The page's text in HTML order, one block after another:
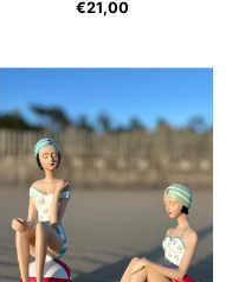
Prix
€21,00